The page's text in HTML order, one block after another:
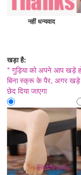
नहीं धन्यवाद
खड़ा है:
* गुड़िया को अपने आप खड़े
बिना स्क्रू के पैर, अगर खड़े
छेद दिया जाएगा